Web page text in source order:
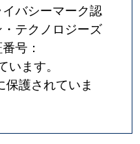
バシーマーク認
テクノロジーズ
号：
います。
護されていま